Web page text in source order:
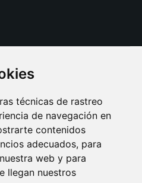
técnicas de rastreo
de navegación en
contenidos
adecuados, para
web y para
llegan nuestros
POLITICA DE PRIVACIDAD
LEER
SORTEO-PREESTRENOS